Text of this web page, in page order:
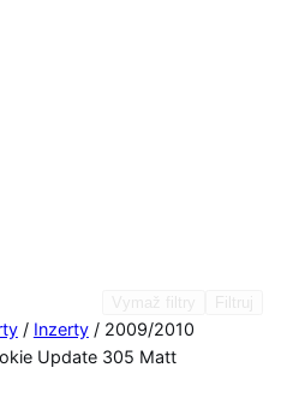
/ Inzerty/ 2009/2010
Update 305 Matt